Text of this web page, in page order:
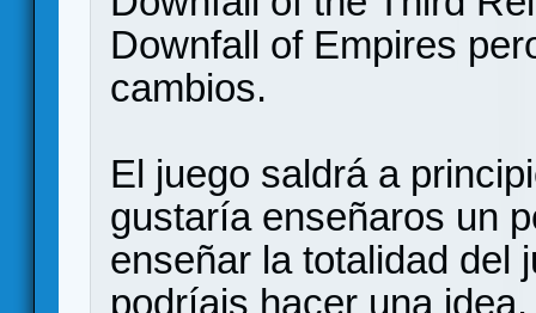
Downfall of Empires
cambios.
El juego saldrá a
gustaría enseñaros un
enseñar la totalidad del
podríais hacer una idea.